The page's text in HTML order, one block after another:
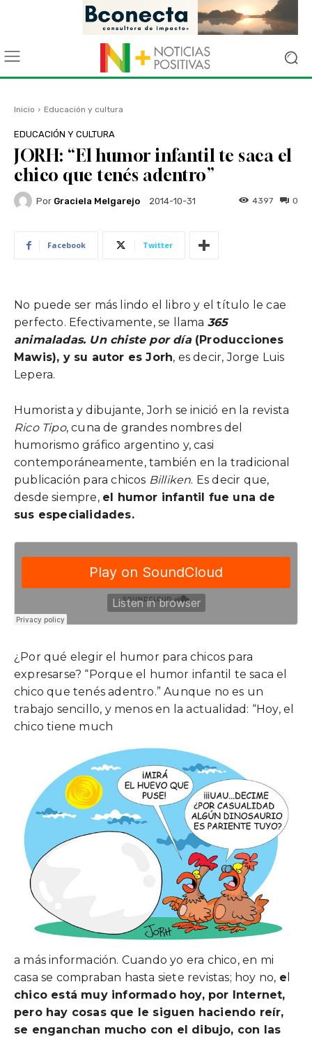
Inicio Educación y cultura
EDUCACIÓN Y CULTURA
JORH: “El humor infantil te saca el
chico que tenés adentro”
Por Graciela Melgarejo 2014-10-31 0
4397
Facebook Twitter
No puede ser más lindo el libro y el título le cae
perfecto. Efectivamente, se llama 365
animaladas. Un chiste por día (Producciones
Mawis), y su autor es Jorh, es decir, Jorge Luis
Lepera.
Humorista y dibujante, Jorh se inició en la revista
Rico Tipo, cuna de grandes nombres del
humorismo gráfico argentino y, casi
contemporáneamente, también en la tradicional
publicación para chicos Billiken. Es decir que,
desde siempre, el humor infantil fue una de
sus especialidades.
¿Por qué elegir el humor para chicos para
expresarse? “Porque el humor infantil te saca el
chico que tenés adentro.” Aunque no es un
trabajo sencillo, y menos en la actualidad: “Hoy, el
chico tiene much
a más información. Cuando yo era chico, en mi
casa se compraban hasta siete revistas; hoy no, e
chico está muy informado hoy, por Internet,
pero hay cosas que le siguen haciendo reír,
se enganchan mucho con el dibujo, con las